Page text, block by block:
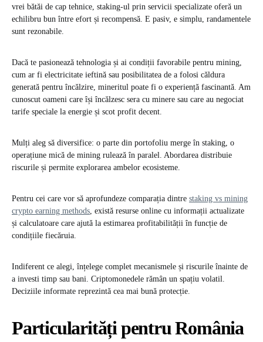
vrei bătăi de cap tehnice, staking-ul prin servicii specializate oferă un
echilibru bun între efort și recompensă. E pasiv, e simplu, randamentele
sunt rezonabile.
Dacă te pasionează tehnologia și ai condiții favorabile pentru mining,
cum ar fi electricitate ieftină sau posibilitatea de a folosi căldura
generată pentru încălzire, mineritul poate fi o experiență fascinantă. Am
cunoscut oameni care își încălzesc sera cu minere sau care au negociat
tarife speciale la energie și scot profit decent.
Mulți aleg să diversifice: o parte din portofoliu merge în staking, o
operațiune mică de mining rulează în paralel. Abordarea distribuie
riscurile și permite explorarea ambelor ecosisteme.
Pentru cei care vor să aprofundeze comparația dintre staking vs mining
crypto earning methods, există resurse online cu informații actualizate
și calculatoare care ajută la estimarea profitabilității în funcție de
condițiile fiecăruia.
Indiferent ce alegi, înțelege complet mecanismele și riscurile înainte de
a investi timp sau bani. Criptomonedele rămân un spațiu volatil.
Deciziile informate reprezintă cea mai bună protecție.
Particularități pentru România